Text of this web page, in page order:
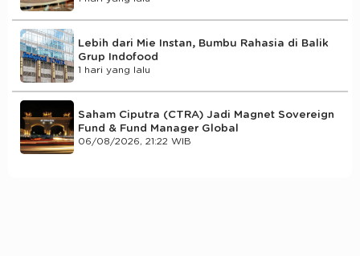
Lebih dari Mie Instan, Bumbu Rahasia di Balik
Grup Indofood
1 hari yang lalu
Saham Ciputra (CTRA) Jadi Magnet Sovereign
Fund & Fund Manager Global
06/08/2026, 21:22 WIB